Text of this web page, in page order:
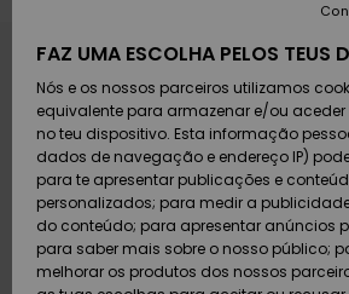
Calçado e
chinelos
Surfe/água
Snow
Calçado e
chinelos
Surfe/água
Neve
MULHER
chegados
Highlights
Snow
SURF
Crianças
Highlights
Community
SNOW
Artigos
Criança
Snow Shop
Feminino
Highlights
DUPLA
PROMO
Criança
Outlet
Mulher
Devoluções
Pagamento
Cartão
presente
Quiksilver
Fica atento/a, os produtos
breve
Opa, não encontramos
tua pesquisa.
Não te preocupes! Experimenta com
explora as nossas categorias para
FAZ UMA ESCOLHA PELOS TEUS
Nós e os nossos parceiros utilizamos
equivalente para armazenar e/ou
no teu dispositivo. Esta informação
dados de navegação e endereço IP)
para te apresentar publicações e
personalizados; para medir a
do conteúdo; para apresentar anúncios
para saber mais sobre o nosso público;
melhorar os produtos dos nossos